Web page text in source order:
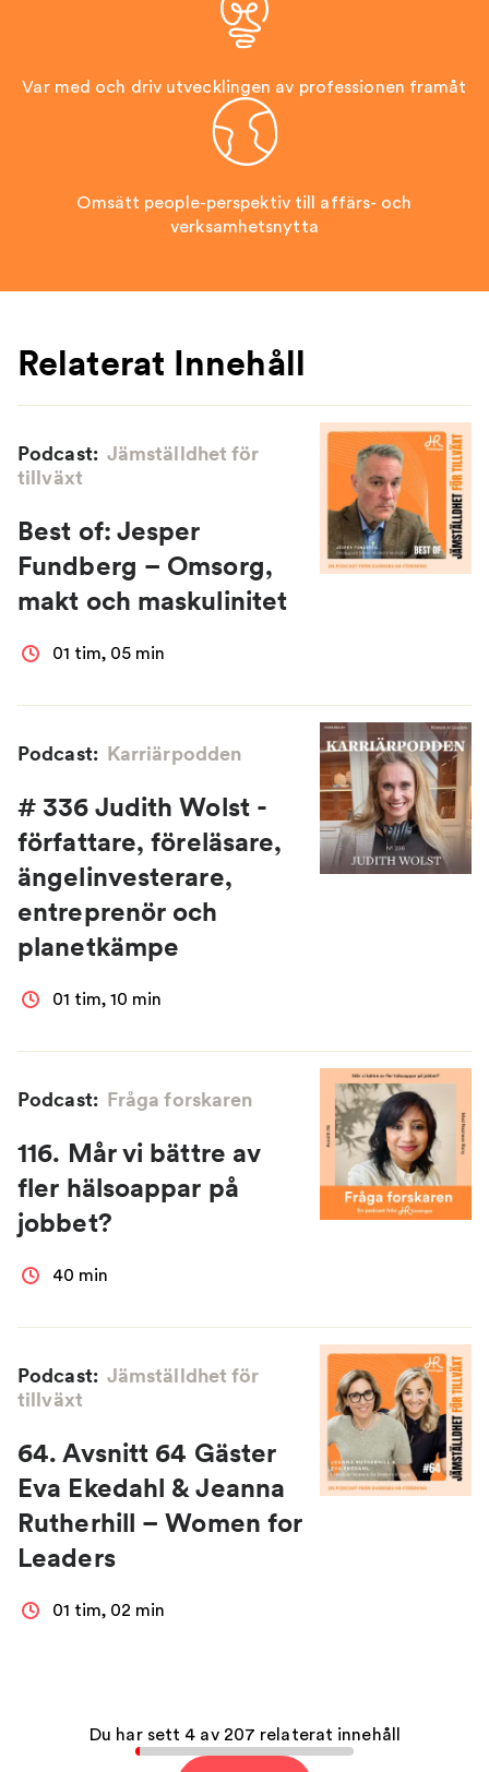
Var med och driv utvecklingen av professionen framåt
Omsätt people-perspektiv till affärs- och
verksamhetsnytta
Relaterat Innehåll
Podcast: Jämställdhet för
tillväxt
Best of: Jesper
Fundberg – Omsorg,
makt och maskulinitet
01 tim, 05 min
Podcast: Karriärpodden
# 336 Judith Wolst -
författare, föreläsare,
ängelinvesterare,
entreprenör och
planetkämpe
01 tim, 10 min
Podcast: Fråga forskaren
116. Mår vi bättre av
fler hälsoappar på
jobbet?
40 min
Podcast: Jämställdhet för
tillväxt
64. Avsnitt 64 Gäster
Eva Ekedahl & Jeanna
Rutherhill – Women for
Leaders
01 tim, 02 min
Du har sett 4 av 207 relaterat innehåll